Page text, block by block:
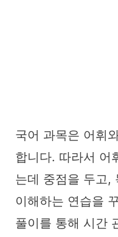
국어 과목은 어휘
합니다. 따라서 어
는데 중점을 두고,
이해하는 연습을
풀이를 통해 시간